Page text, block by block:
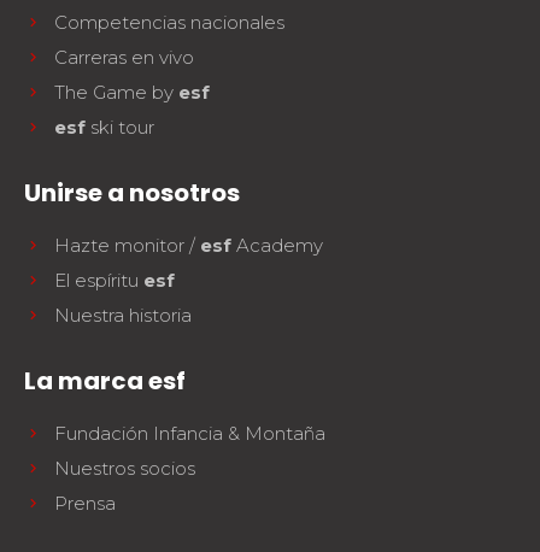
Competencias nacionales
Carreras en vivo
The Game by esf
esf ski tour
Unirse a nosotros
Hazte monitor / esf Academy
El espíritu esf
Nuestra historia
La marca esf
Fundación Infancia & Montaña
Nuestros socios
Prensa